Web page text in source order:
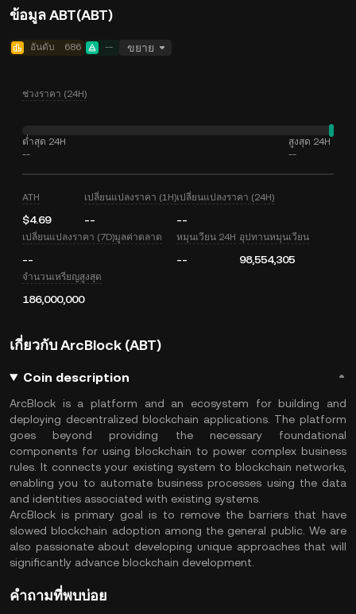
ข้อมูล ABT(ABT)
อันดับ 686 -- ขยาย
ช่วงราคา (24H)
ต่ำสุด 24H
--
สูงสุด 24H
--
ATH
$4.69
เปลี่ยนแปลงราคา (1H)
--
เปลี่ยนแปลงราคา (24H)
--
เปลี่ยนแปลงราคา (7D)
--
มูลค่าตลาด หมุนเวียน 24H
--
อุปทานหมุนเวียน
98,554,305
จำนวนเหรียญสูงสุด
186,000,000
เกี่ยวกับ ArcBlock (ABT)
Coin description
ArcBlock is a platform and an ecosystem for building and
deploying decentralized blockchain applications. The platform
goes beyond providing the necessary foundational
components for using blockchain to power complex business
rules. It connects your existing system to blockchain networks,
enabling you to automate business processes using the data
and identities associated with existing systems.
ArcBlock is primary goal is to remove the barriers that have
slowed blockchain adoption among the general public. We are
also passionate about developing unique approaches that will
significantly advance blockchain development.
คำถามที่พบบ่อย